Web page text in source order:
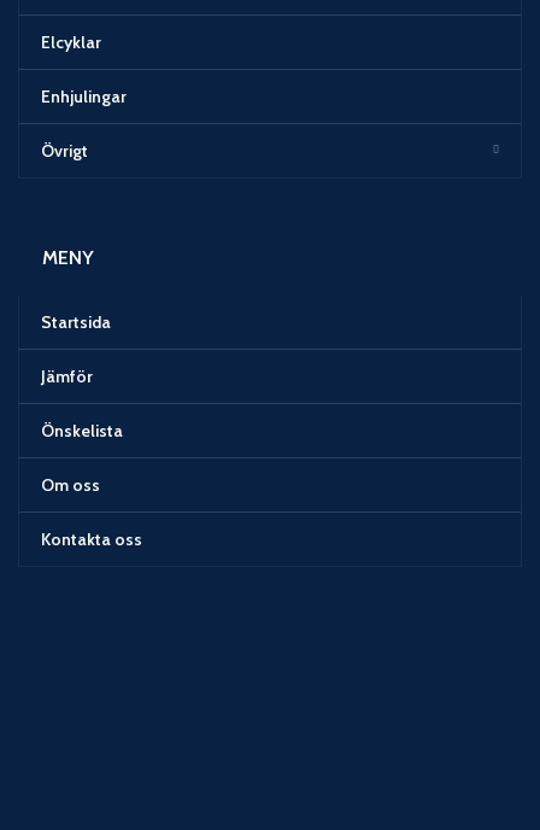
Elcyklar
Enhjulingar
Övrigt
MENY
Startsida
Jämför
Önskelista
Om oss
Kontakta oss